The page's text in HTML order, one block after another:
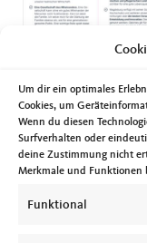
Um dir ein optimales
Cookies, um
Wenn du diesen
Surfverhalten oder
deine Zustimmung nicht
Merkmale und Funktionen
Funktional
Mehr zum Thema
www.cdulsa.de
Facebookhttps://